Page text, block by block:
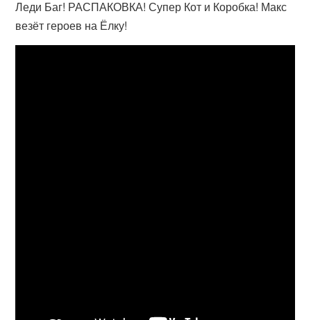
Леди Баг! РАСПАКОВКА! Супер Кот и Коробка! Макс
везёт героев на Ёлку!